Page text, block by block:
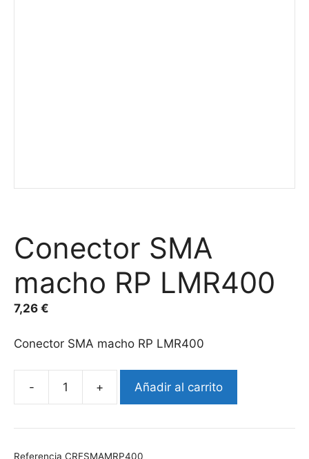
Conector SMA
macho RP LMR400
7,26 €
Conector SMA macho RP LMR400
Conector
macho
Añadir al carrito
Referencia CRFSMAMRP400